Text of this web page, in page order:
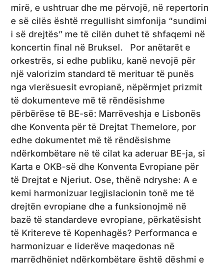
mirë, e ushtruar dhe me përvojë, në repertorin
e së cilës është rregullisht simfonija “sundimi
i së drejtës” me të cilën duhet të shfaqemi në
koncertin final në Bruksel. Por anëtarët e
orkestrës, si edhe publiku, kanë nevojë për
një valorizim standard të merituar të punës
nga vlerësuesit evropianë, nëpërmjet prizmit
të dokumenteve më të rëndësishme
përbërëse të BE-së: Marrëveshja e Lisbonës
dhe Konventa për të Drejtat Themelore, por
edhe dokumentet më të rëndësishme
ndërkombëtare në të cilat ka aderuar BE-ja, si
Karta e OKB-së dhe Konventa Evropiane për
të Drejtat e Njeriut. Ose, thënë ndryshe: A e
kemi harmonizuar legjislacionin tonë me të
drejtën evropiane dhe a funksionojmë në
bazë të standardeve evropiane, përkatësisht
të Kritereve të Kopenhagës? Performanca e
harmonizuar e liderëve maqedonas në
marrëdhëniet ndërkombëtare është dëshmi e